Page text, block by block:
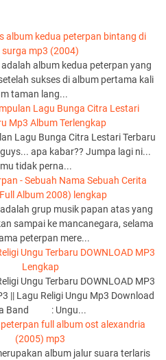
album kedua peterpan bintang di
surga mp3 (2004)
album kedua peterpan yang
sukses di album pertama kali
taman lang...
Lagu Bunga Citra Lestari
Mp3 Album Terlengkap
Lagu Bunga Citra Lestari Terbaru
apa kabar?? Jumpa lagi ni...
tidak perna...
- Sebuah Nama Sebuah Cerita
Album 2008) lengkap
grup musik papan atas yang
sampai ke mancanegara, selama
peterpan mere...
Ungu Terbaru DOWNLOAD MP3
Lengkap
Ungu Terbaru DOWNLOAD MP3
|| Lagu Religi Ungu Mp3 Download
Band : Ungu...
full album ost alexandria
(2005) mp3
album jalur suara terlaris